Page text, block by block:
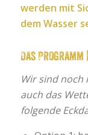
werden mit
dem Wasser
Das Programm
Wir sind noch
auch das
folgende